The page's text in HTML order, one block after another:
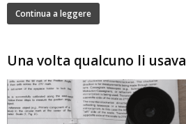
Continua a leggere
Una volta qualcuno li usava